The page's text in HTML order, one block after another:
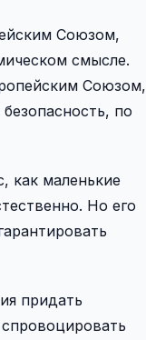
Союзом,
смысле.
Союзом,
по
как маленькие
Но его
придать